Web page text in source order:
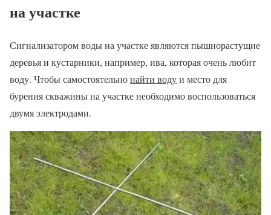
на участке
Сигнализатором воды на участке являются пышнорастущие
деревья и кустарники, например, ива, которая очень любит
воду. Чтобы самостоятельнонайти водуи место для
бурения скважины на участке необходимо воспользоваться
двумя электродами.